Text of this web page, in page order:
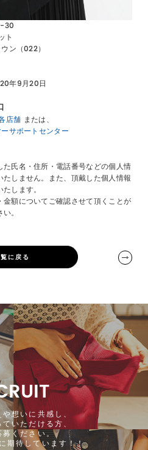
30
ト
ン（022）
年9月20日
店舗 または、
サポートセンター
氏名・住所・電話番号などの個人情
しません。また、頂戴した個人情報
します。
額についてご確認させて頂くことが
。
に戻る
想いに共感し、
いただける方、
募ください。
期待しています！！